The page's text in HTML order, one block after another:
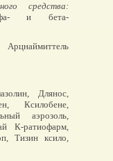
средства:
и бета-
Длянос,
Ксилобене,
аэрозоль,
К-ратиофарм,
Тизин ксило,